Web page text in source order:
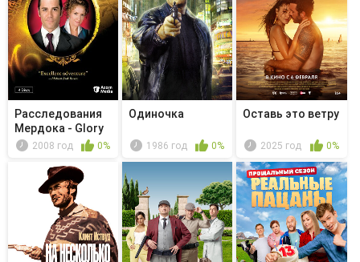
Расследования
Мердока - Glory
Days2008 год 0%
Одиночка
1986 год 0%
Оставь это ветру
2025 год 0%